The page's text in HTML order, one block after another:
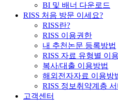
BI 및 배너 다운로드
RISS 처음 방문 이세요?
RISS란?
RISS 이용권한
내 추천논문 등록방법
RISS 자료 유형별 이
복사/대출 이용방법
해외전자자료 이용방
RISS 정보취약계층
고객센터